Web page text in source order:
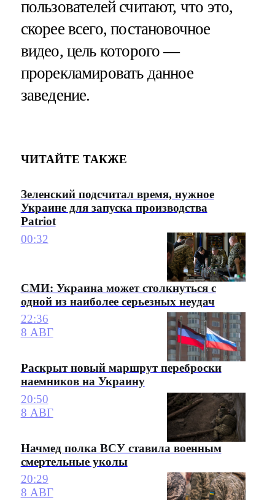
пользователей считают, что это,
скорее всего, постановочное
видео, цель которого —
прорекламировать данное
заведение.
ЧИТАЙТЕ ТАКЖЕ
Зеленский подсчитал время, нужное
Украине для запуска производства
Patriot
00:32
СМИ: Украина может столкнуться с
одной из наиболее серьезных неудач
22:36
8 АВГ
Раскрыт новый маршрут переброски
наемников на Украину
20:50
8 АВГ
Начмед полка ВСУ ставила военным
смертельные уколы
20:29
8 АВГ